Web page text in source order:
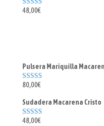
Valorado con
48,00€
Pulsera Mariquilla
Valorado con
80,00€
Sudadera Macarena Cristo
Valorado con
48,00€